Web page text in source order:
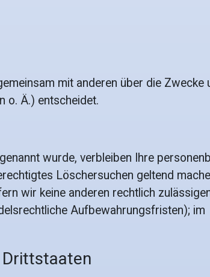
mit anderen über die Zwecke
o. Ä.) entscheidet.
wurde, verbleiben Ihre
Löschersuchen geltend
wir keine anderen rechtlich
Aufbewahrungsfristen); im
Drittstaaten